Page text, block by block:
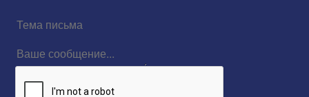
письма
сообщение...